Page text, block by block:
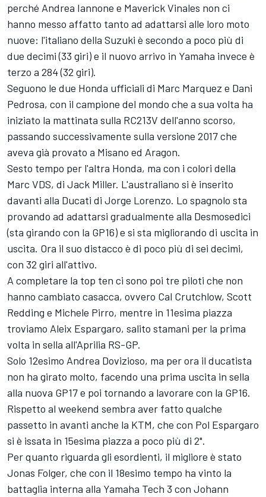
perché Andrea Iannone e Maverick Vinales non ci
hanno messo affatto tanto ad adattarsi alle loro moto
nuove: l'italiano della Suzuki è secondo a poco più di
due decimi (33 giri) e il nuovo arrivo in Yamaha invece è
terzo a 284 (32 giri).
Seguono le due Honda ufficiali di Marc Marquez e Dani
Pedrosa, con il campione del mondo che a sua volta ha
iniziato la mattinata sulla RC213V dell'anno scorso,
passando successivamente sulla versione 2017 che
aveva già provato a Misano ed Aragon.
Sesto tempo per l'altra Honda, ma con i colori della
Marc VDS, di Jack Miller. L'australiano si è inserito
davanti alla Ducati di Jorge Lorenzo. Lo spagnolo sta
provando ad adattarsi gradualmente alla Desmosedici
(sta girando con la GP16) e si sta migliorando di uscita in
uscita. Ora il suo distacco è di poco più di sei decimi,
con 32 giri all'attivo.
A completare la top ten ci sono poi tre piloti che non
hanno cambiato casacca, ovvero Cal Crutchlow, Scott
Redding e Michele Pirro, mentre in 11esima piazza
troviamo Aleix Espargaro, salito stamani per la prima
volta in sella all'Aprilia RS-GP.
Solo 12esimo Andrea Dovizioso, ma per ora il ducatista
non ha girato molto, facendo una prima uscita in sella
alla nuova GP17 e poi tornando a lavorare con la GP16.
Rispetto al weekend sembra aver fatto qualche
passetto in avanti anche la KTM, che con Pol Espargaro
si è issata in 15esima piazza a poco più di 2".
Per quanto riguarda gli esordienti, il migliore è stato
Jonas Folger, che con il 18esimo tempo ha vinto la
battaglia interna alla Yamaha Tech 3 con Johann